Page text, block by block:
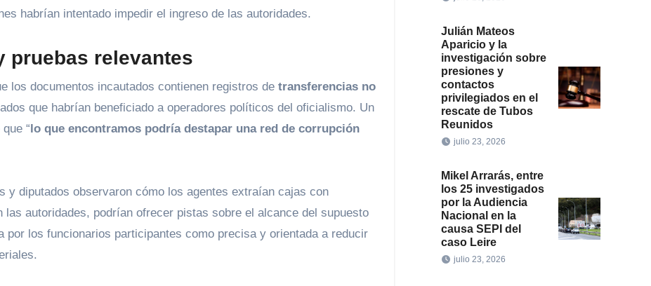
habrían intentado impedir el ingreso de las autoridades.
pruebas relevantes
los documentos incautados contienen registros de transferencias no
que habrían beneficiado a operadores políticos del oficialismo. Un
“ lo que encontramos podría destapar una red de corrupción
y diputados observaron cómo los agentes extraían cajas con
autoridades, podrían ofrecer pistas sobre el alcance del supuesto
por los funcionarios participantes como precisa y orientada a reducir
Julián Mateos
Aparicio y la
investigación sobre
presiones y
contactos
privilegiados en el
rescate de Tubos
Reunidos
julio 23, 2026
Mikel Arrarás, entre
los 25 investigados
por la Audiencia
Nacional en la
causa SEPI del
caso Leire
julio 23, 2026